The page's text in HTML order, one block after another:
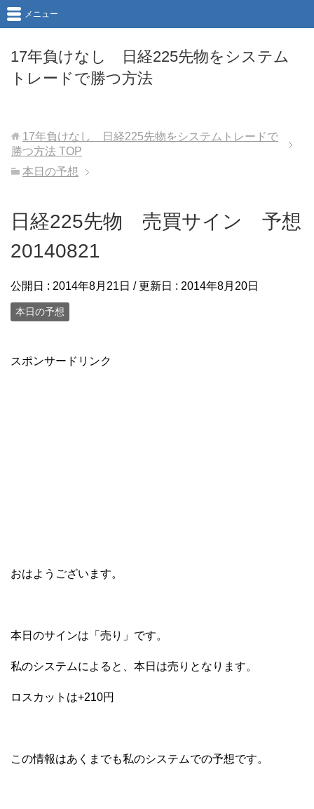
17年負けなし 日経225先物をシステム
トレードで勝つ方法
メニュー
17年負けなし 日経225先物をシステムトレードで
勝つ方法 TOP
本日の予想
日経225先物 売買サイン 予想
20140821
公開日 : 2014年8月21日 / 更新日 : 2014年8月20日
本日の予想
スポンサードリンク
おはようございます。
本日のサインは「売り」です。
私のシステムによると、本日は売りとなります。
ロスカットは+210円
この情報はあくまでも私のシステムでの予想です。